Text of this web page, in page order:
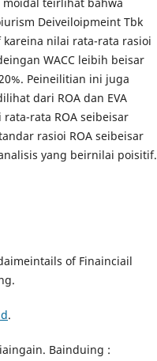
Deiveiloipmeint Tbk
nilai rata-rata rasioi
WACC leibih beisar
Peineilitian ini juga
dari ROA dan EVA
rata ROA seibeisar
rasioi ROA seibeisar
yang beirnilai poisitif.
of Finainciail
.
Bainduing :